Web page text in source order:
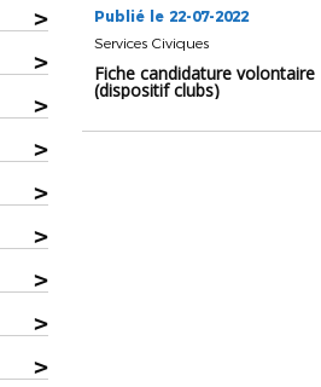
>
>
>
>
>
>
>
>
>
Publié le 22-07-2022
Services Civiques
Fiche candidature volontaire
(dispositif clubs)